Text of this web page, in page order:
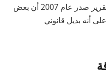
هيئة الغذاء والدواء الأمريكية في تقرير صدر عام 2007 أن بعض
أنه بديل قانوني